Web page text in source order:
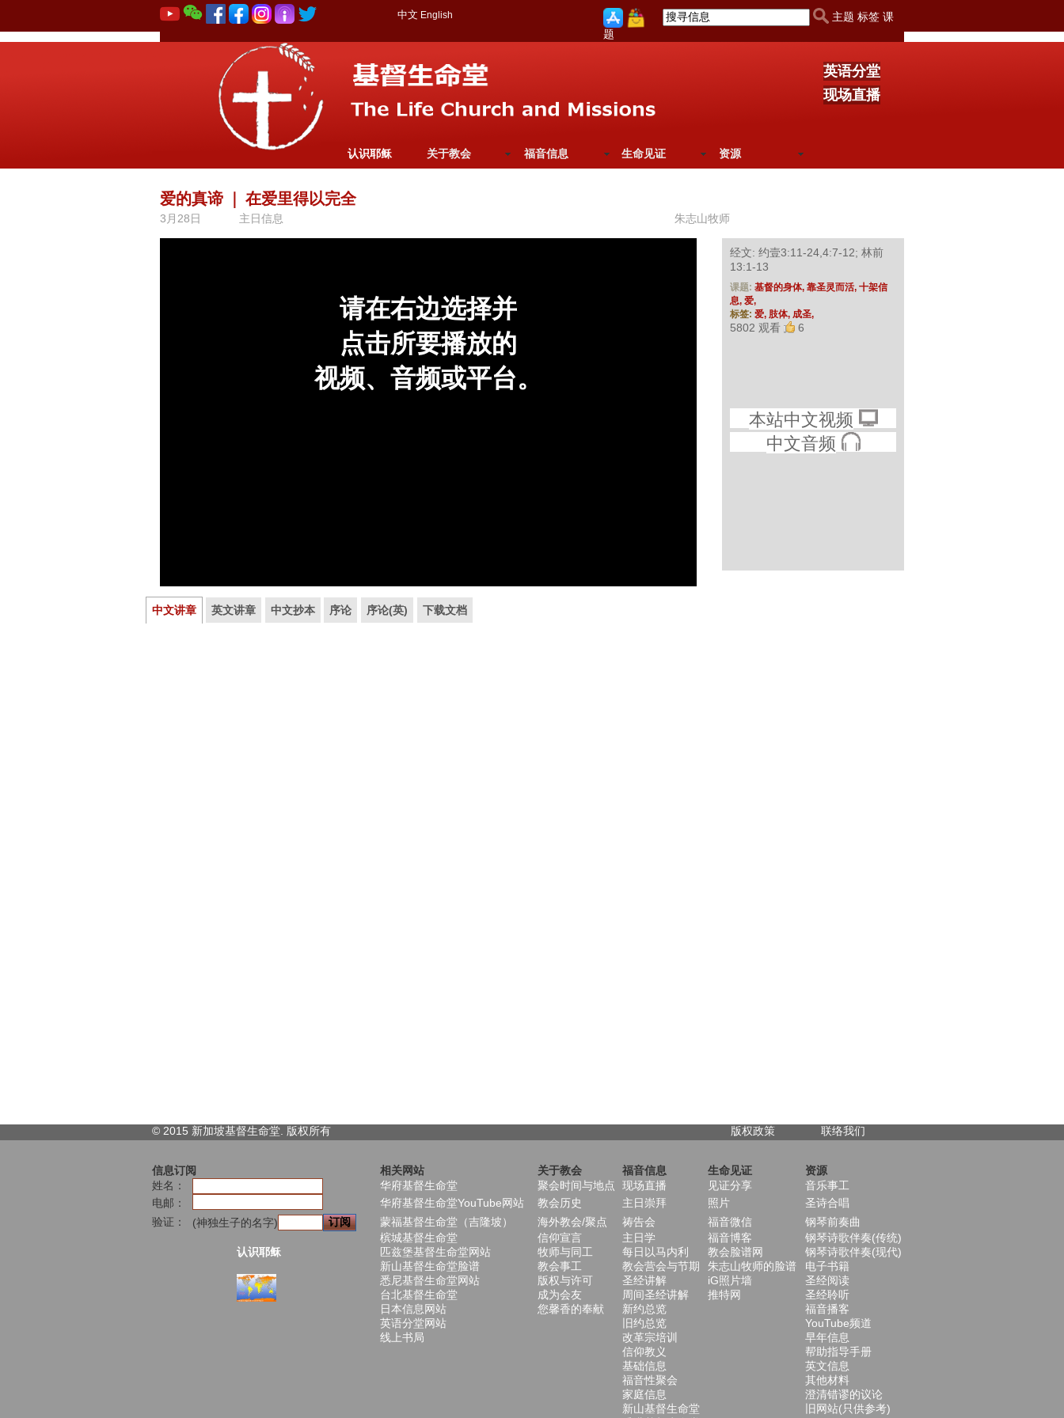
中文 English
主题 标签 课
题
英语分堂
现场直播
认识耶稣 关于教会 福音信息 生命见证 资源
爱的真谛 在爱里得以完全
3月28日 主日信息 朱志山牧师
经文: 约壹3:11-24,4:7-12; 林前
13:1-13
课题: 基督的身体, 靠圣灵而活, 十架信
息, 爱,
标签: 爱, 肢体, 成圣,
5802 观看 6
本站中文视频
中文音频
中文讲章 英文讲章 中文抄本 序论 序论(英) 下载文档
© 2015 新加坡基督生命堂. 版权所有 版权政策 联络我们
信息订阅 相关网站 关于教会 福音信息 生命见证
资源
姓名：
华府基督生命堂 聚会时间与地点 现场直播 见证分享
音乐事工
电邮：
华府基督生命堂YouTube网站 教会历史 主日崇拜 照片
圣诗合唱
验证：
(神独生子的名字) 蒙福基督生命堂（吉隆坡） 海外教会/聚点 祷告会 福音微信
钢琴前奏曲
槟城基督生命堂
信仰宣言 主日学 福音博客
钢琴诗歌伴奏(传统)
认识耶稣
匹兹堡基督生命堂网站 牧师与同工 每日以马内利 教会脸谱网
钢琴诗歌伴奏(现代)
新山基督生命堂脸谱
教会事工 教会营会与节期 朱志山牧师的脸谱
电子书籍
悉尼基督生命堂网站
版权与许可 圣经讲解 iG照片墙
圣经阅读
台北基督生命堂
成为会友 周间圣经讲解 推特网
圣经聆听
日本信息网站
您馨香的奉献 新约总览
福音播客
英语分堂网站
旧约总览
YouTube频道
线上书局
改革宗培训
早年信息
信仰教义
帮助指导手册
基础信息
英文信息
福音性聚会
其他材料
家庭信息
澄清错谬的议论
新山基督生命堂
旧网站(只供参考)